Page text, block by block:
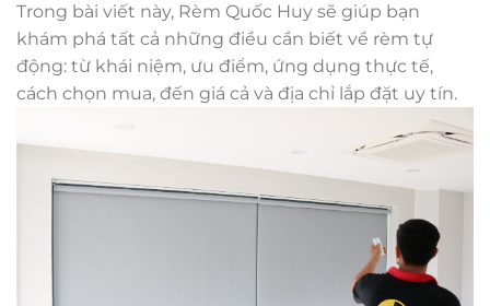
Trong bài viết này, Rèm Quốc Huy sẽ giúp bạn
khám phá tất cả những điều cần biết về rèm tự
động: từ khái niệm, ưu điểm, ứng dụng thực tế,
cách chọn mua, đến giá cả và địa chỉ lắp đặt uy tín.